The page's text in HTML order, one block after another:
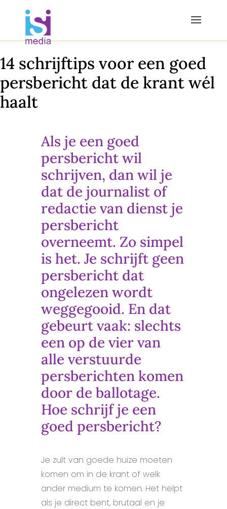
14 schrijftips voor een goed
persbericht dat de krant wél
haalt
Als je een goed
persbericht wil
schrijven, dan wil je
dat de journalist of
redactie van dienst je
persbericht
overneemt. Zo simpel
is het. Je schrijft geen
persbericht dat
ongelezen wordt
weggegooid. En dat
gebeurt vaak: slechts
een op de vier van
alle verstuurde
persberichtenkomen
door de ballotage.
Hoe schrijf je een
goed persbericht?
Je zult van goede huize moeten
komen om in de krant of welk
ander medium te komen. Het helpt
als je direct bent, brutaal en je